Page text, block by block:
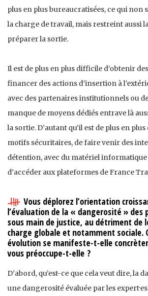
plus en plus bureaucratisées, ce qui non
la charge de travail, mais restreint aussi
préparer la sortie.
Il est de plus en plus difficile d’obtenir
financer des actions d’insertion à
avec des partenaires institutionnels ou
manque de moyens dédiés entrave là
la sortie. D’autant qu’il est de plus en
motifs sécuritaires, de faire venir des
détention, avec du matériel
d’accéder aux plateformes de France
Vous déplorez l’orientation
l’évaluation de la « dangerosité » des
sous main de justice, au détriment de
charge globale et notamment sociale.
évolution se manifeste-t-elle
vous préoccupe-t-elle ?
D’abord, qu’est-ce que cela veut dire, la
une dangerosité évaluée par les